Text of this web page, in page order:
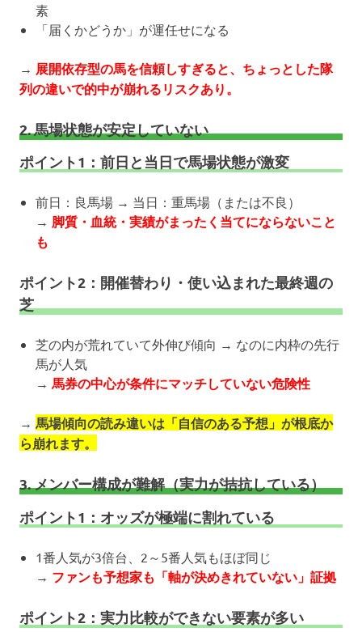
素
「届くかどうか」が運任せになる
→ 展開依存型の馬を信頼しすぎると、ちょっとした隊
列の違いで的中が崩れるリスクあり。
2. 馬場状態が安定していない
ポイント1：前日と当日で馬場状態が激変
前日：良馬場 → 当日：重馬場（または不良）
→ 脚質・血統・実績がまったく当てにならないこと
も
ポイント2：開催替わり・使い込まれた最終週の
芝
芝の内が荒れていて外伸び傾向 → なのに内枠の先行
馬が人気
→ 馬券の中心が条件にマッチしていない危険性
→ 馬場傾向の読み違いは「自信のある予想」が根底か
ら崩れます。
3. メンバー構成が難解（実力が拮抗している）
ポイント1：オッズが極端に割れている
1番人気が3倍台、2～5番人気もほぼ同じ
→ ファンも予想家も「軸が決めきれていない」証拠
ポイント2：実力比較ができない要素が多い